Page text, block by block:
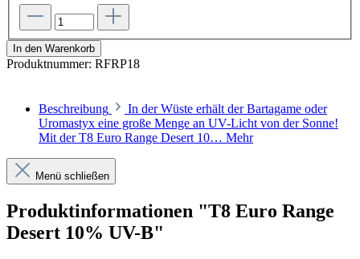
In den Warenkorb
Produktnummer: RFRP18
Beschreibung
In der Wüste erhält der Bartagame oder
Uromastyx eine große Menge an UV-Licht von der Sonne!
Mit der T8 Euro Range Desert 10… Mehr
Menü schließen
Produktinformationen "T8 Euro Range
Desert 10% UV-B"